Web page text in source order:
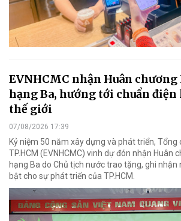
EVNHCMC nhận Huân chương
hạng Ba, hướng tới chuẩn điện
thế giới
07/08/2026 17:39
Kỷ niệm 50 năm xây dựng và phát triển, Tổng
TP.HCM (EVNHCMC) vinh dự đón nhận Huân
hạng Ba do Chủ tịch nước trao tặng, ghi nhận
bật cho sự phát triển của TP.HCM.